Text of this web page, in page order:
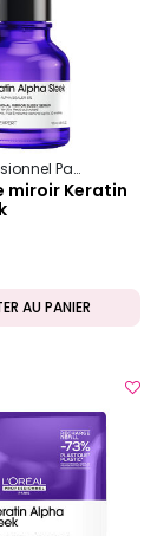
Sleek
L’Oréal Professionnel Paris
miroir Keratin
AU PANIER